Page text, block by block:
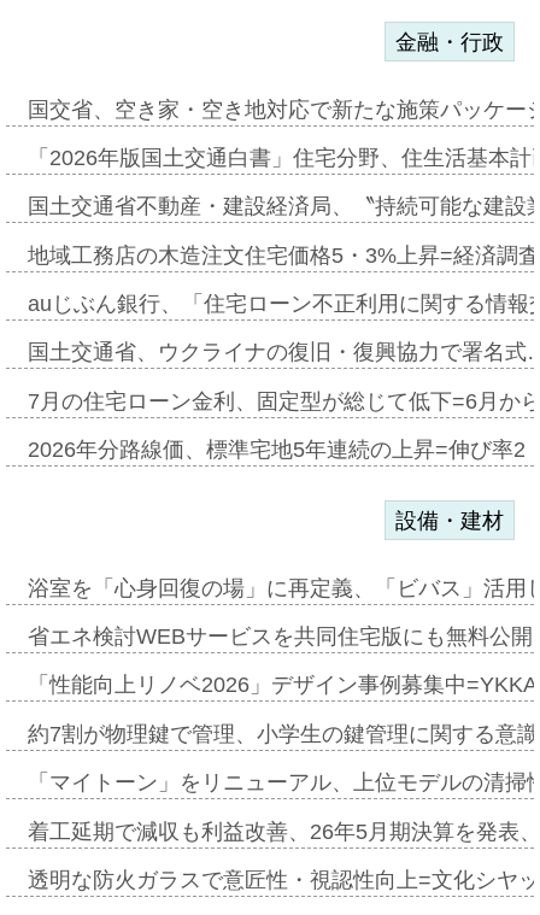
金融・行政
国交省、空き家・空き地対応で新たな施策パッケ
「2026年版国土交通白書」住宅分野、住生活基本
国土交通省不動産・建設経済局、〝持続可能な建
地域工務店の木造注文住宅価格5・3%上昇=経済調
auじぶん銀行、「住宅ローン不正利用に関する情
国土交通省、ウクライナの復旧・復興協力で署名
7月の住宅ローン金利、固定型が総じて低下=6月か
2026年分路線価、標準宅地5年連続の上昇=伸び率
設備・建材
浴室を「心身回復の場」に再定義、「ビバス」活
省エネ検討WEBサービスを共同住宅版にも無料公
「性能向上リノベ2026」デザイン事例募集中
約7割が物理鍵で管理、小学生の鍵管理に関する意
「マイトーン」をリニューアル、上位モデルの清
着工延期で減収も利益改善、26年5月期決算を発表
透明な防火ガラスで意匠性・視認性向上=文化シヤ